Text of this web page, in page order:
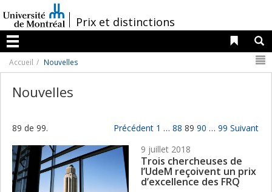
au
contenu
/Prix et distinctions
Menu
Liens
Accueil Nouvelles
Nouvelles
89 de 99. Précédent 1 … 88 89 90 … 99 Suivant
9 juillet 2018
Trois chercheuses de
l’UdeM reçoivent un prix
d’excellence des FRQ